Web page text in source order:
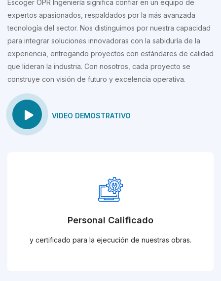
Escoger OPR Ingeniería significa confiar en un equipo de
expertos apasionados, respaldados por la más avanzada
tecnología del sector. Nos distinguimos por nuestra capacidad
para integrar soluciones innovadoras con la sabiduría de la
experiencia, entregando proyectos con estándares de calidad
que lideran la industria. Con nosotros, cada proyecto se
construye con visión de futuro y excelencia operativa.
VIDEO DEMOSTRATIVO
Personal Calificado
y certificado para la ejecución de nuestras obras.